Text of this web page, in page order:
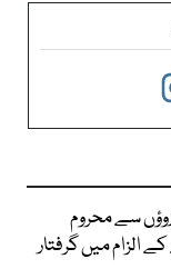
سے محروم
میں گرفتار